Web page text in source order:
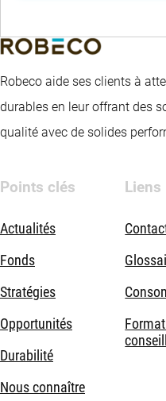
Robeco aide ses clients à
durables en leur offrant des
qualité avec de solides
Points clés
Actualités
Fonds
Stratégies
Opportunités
Durabilité
Nous connaître
Liens